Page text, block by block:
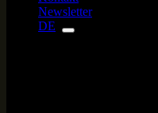
Newsletter
DE